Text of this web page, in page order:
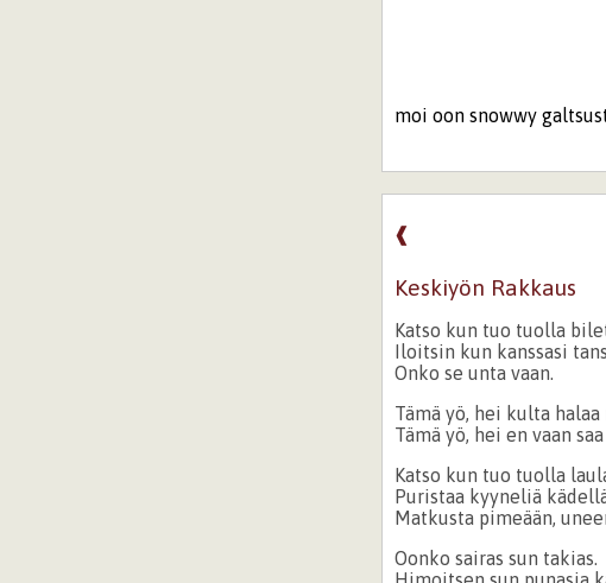
moi oon snowwy
❰
Keskiyön Rakkaus
Katso kun tuo tuolla
Iloitsin kun kanssasi
Onko se unta vaan.
Tämä yö, hei kulta halaa
Tämä yö, hei en vaan saa
Katso kun tuo tuolla
Puristaa kyyneliä
Matkusta pimeään,
Oonko sairas sun takias.